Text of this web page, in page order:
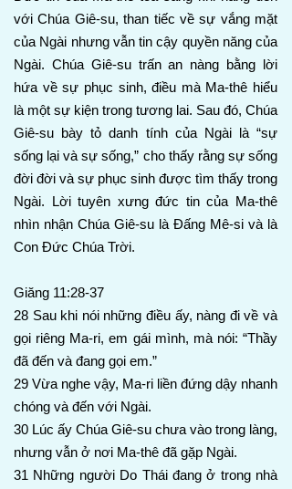
với Chúa Giê-su, than tiếc về sự vắng mặt
của Ngài nhưng vẫn tin cậy quyền năng của
Ngài. Chúa Giê-su trấn an nàng bằng lời
hứa về sự phục sinh, điều mà Ma-thê hiểu
là một sự kiện trong tương lai. Sau đó, Chúa
Giê-su bày tỏ danh tính của Ngài là “sự
sống lại và sự sống,” cho thấy rằng sự sống
đời đời và sự phục sinh được tìm thấy trong
Ngài. Lời tuyên xưng đức tin của Ma-thê
nhìn nhận Chúa Giê-su là Đấng Mê-si và là
Con Đức Chúa Trời.
Giăng 11:28-37
28 Sau khi nói những điều ấy, nàng đi về và
gọi riêng Ma-ri, em gái mình, mà nói: “Thầy
đã đến và đang gọi em.”
29 Vừa nghe vậy, Ma-ri liền đứng dậy nhanh
chóng và đến với Ngài.
30 Lúc ấy Chúa Giê-su chưa vào trong làng,
nhưng vẫn ở nơi Ma-thê đã gặp Ngài.
31 Những người Do Thái đang ở trong nhà